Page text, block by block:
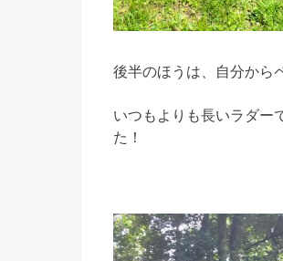
後半のほうは、自分から
いつもよりも長いラダー
た！